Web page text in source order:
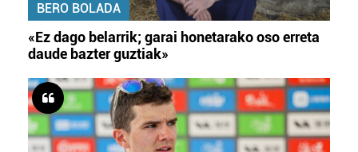
BERO BOLADA
«Ez dago belarrik; garai honetarako oso erreta
daude bazter guztiak»